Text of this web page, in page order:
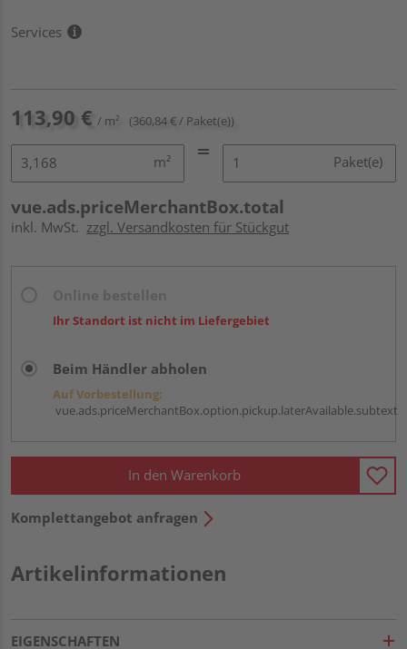
Services
113,90 € / m² (360,84 € / Paket(e))
m² Paket(e)
vue.ads.priceMerchantBox.total
inkl. MwSt. zzgl. Versandkosten für Stückgut
Ihr Standort ist nicht im Liefergebiet
Beim Händler abholen
Auf Vorbestellung:
vue.ads.priceMerchantBox.option.pickup.laterAvailable.subtext
In den Warenkorb
Komplettangebot anfragen
Artikelinformationen
EIGENSCHAFTEN